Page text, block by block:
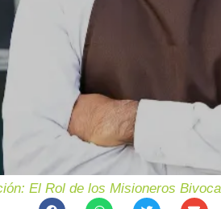
El Rol de los Misioneros